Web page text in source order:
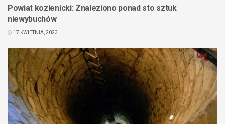
Powiat kozienicki: Znaleziono ponad sto sztuk
niewybuchów
17 KWIETNIA, 2023